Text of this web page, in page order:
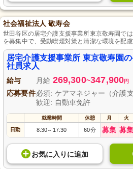
社会福祉法人 敬寿会
世田谷区の居宅介護支援事業所東京敬寿園で
を募集中で、受動喫煙対策と清潔な環境を配
勤務体制面での配慮も約束、プライベート時
す。京王線仙川駅から徒歩15分のアクセスで
スです。
居宅介護支援事業所 東京敬寿園
社員求人
給与 月給 269,300~347,900円
応募要件必須: ケアマネジャー（介護支
歓迎: 自動車免許
就業時間 休憩 月 火
日勤 8:30～ 17:30 60分 募集 募集
お気に入り に追加